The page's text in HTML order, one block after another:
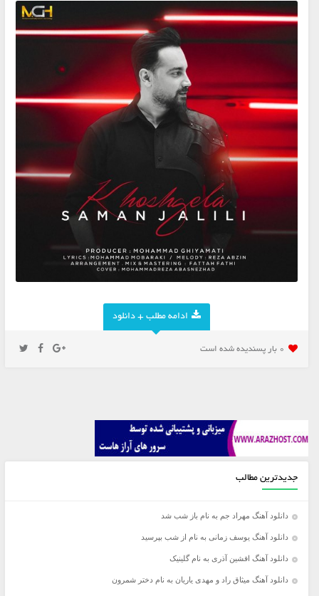
ادامه مطلب + دانلود
0 بار پسنديده شده است
جدیدترین مطالب
دانلود آهنگ مهراد جم به نام باز شب شد
دانلود آهنگ یوسف زمانی به نام از شب بپرسید
دانلود آهنگ افشین آذری به نام گلینیک
دانلود آهنگ میثاق راد و مهدی یاریان به نام دختر شمرون